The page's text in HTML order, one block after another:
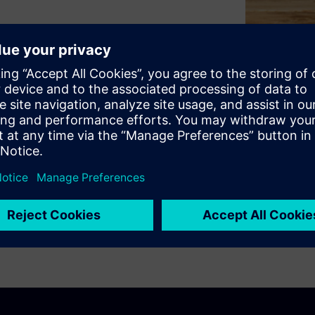
partnerships, smart
technology, funding, and